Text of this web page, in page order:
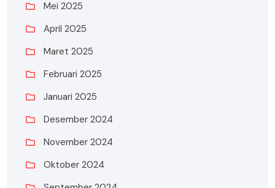
Mei 2025
April 2025
Maret 2025
Februari 2025
Januari 2025
Desember 2024
November 2024
Oktober 2024